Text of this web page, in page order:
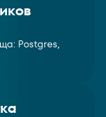
Postgres,